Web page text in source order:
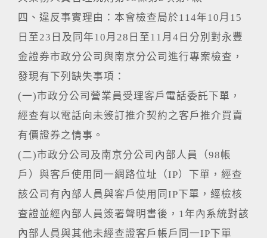
四、違反事實理由：本會檢查局於114年10月15
日至23日及同年10月28日至11月4日分別對永豐
金證券市政分公司與南京分公司進行專案檢查，
發現有下列缺失事項：
(一)市政分公司營業員受理客戶電話委託下單，
經查有以電話向未簽訂推介契約之客戶推介買賣
有價證券之情事。
(二)市政分公司及南京分公司內部人員（98帳
戶）與客戶使用同一網路位址（IP）下單，經查
該公司有內部人員與客戶使用同IP下單，經檢核
查證並經內部人員簽署聲明書後，1年內系統對該
內部人員與其他未經查證客戶帳戶同一IP下單